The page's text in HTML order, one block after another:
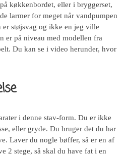
køkkenbordet, eller i bryggerset,
larmer for meget når vandpumpen
er støjsvag og ikke en jeg ville
er på niveau med modellen fra
Du kan se i video herunder, hvor
i denne stav-form. Du er ikke
eller gryde. Du bruger det du har
Laver du nogle bøffer, så er en af
2 stege, så skal du have fat i en